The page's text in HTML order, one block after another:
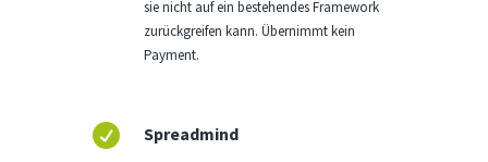
sie nicht auf ein bestehendes Framework
zurückgreifen kann. Übernimmt kein
Payment.
 Spreadmind